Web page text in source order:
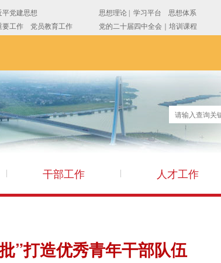
干部工作 人才工作
”打造优秀青年干部队伍